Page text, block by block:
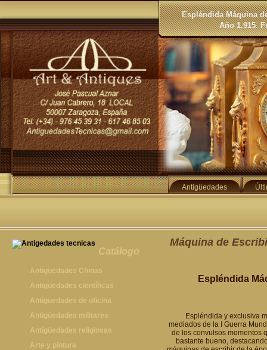
Espléndida Máquina
Año 1.915.
Antigüedades
Catálogo
Antigüedades Chinas
Antigüedades Chinas
Antigüedades científicas
Antigüedades científicas
Antigüedades de oficina
Máquinas de escribir antiguas
Calculadoras antiguas
Teléfonos y Telégrafos antiguos
Antigüedades militares
Espadas antiguas
Medallas y condecoraciones
Antigüedades religiosas
Antigüedades religiosas
Arte y pintura
Máquina de
Espléndida
Espléndida y exclusiva
mediados de la I Guerra
de los convulsos momentos
bastante bueno,